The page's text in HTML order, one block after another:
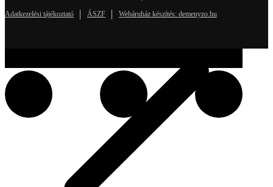
Adatkezelési tájékoztató ÁSZF Webáruház készítés: demenyzo.hu